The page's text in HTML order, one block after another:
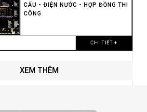
CẤU - ĐIỆN NƯỚC - HỢP ĐỒNG THI
CÔNG
CHI TIẾT +
XEM THÊM